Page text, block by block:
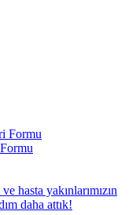
Formu
hasta yakınlarımızın
daha attık!